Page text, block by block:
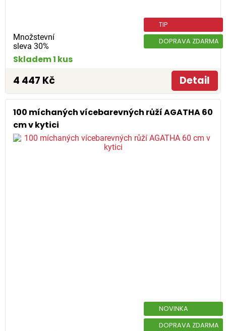
Množstevní
sleva 30%
TIP
DOPRAVA ZDARMA
Skladem 1 kus
4 447 Kč Detail
100 míchaných vícebarevných růží AGATHA 60
cm v kytici
NOVINKA
DOPRAVA ZDARMA